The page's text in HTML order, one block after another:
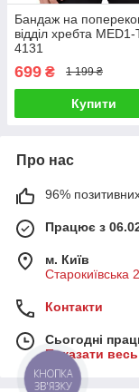
Бандаж на
відділ хребта MED1-
4131
699 ₴ 1 199 ₴
Купити
Про нас
96% позитивних
Працює з
м. Київ
Старокиївська
Контакти
Сьогодні
Показати
КНОПКА
ЗВ'ЯЗКУ